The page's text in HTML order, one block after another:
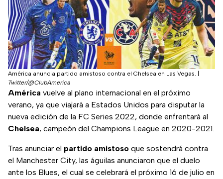
América anuncia partido amistoso contra el Chelsea en Las Vegas.
Twitter/@ClubAmerica
América vuelve al plano internacional en el próximo
verano, ya que viajará a Estados Unidos para disputar la
nueva edición de la FC Series 2022, donde enfrentará al
Chelsea, campeón del Champions League en 2020-2021.
Tras anunciar el partido amistoso que sostendrá contra
el Manchester City, las águilas anunciaron que el duelo
ante los Blues, el cual se celebrará el próximo 16 de julio en